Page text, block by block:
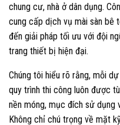
chung cư, nhà ở dân dụng.
cung cấp dịch vụ mài sàn bê
đến giải pháp tối ưu với đội
trang thiết bị hiện đại.
Chúng tôi hiểu rõ rằng, mỗi
quy trình thi công luôn được
nền móng, mục đích sử dụng
Không chỉ chú trọng về mặt